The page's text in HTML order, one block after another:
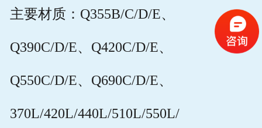
主要材质：Q355B/C/D/E、
Q390C/D/E、Q420C/D/E、
Q550C/D/E、Q690C/D/E、
370L/420L/440L/510L/550L/